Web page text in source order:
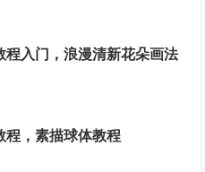
程入门，浪漫清新花朵画法
程，素描球体教程